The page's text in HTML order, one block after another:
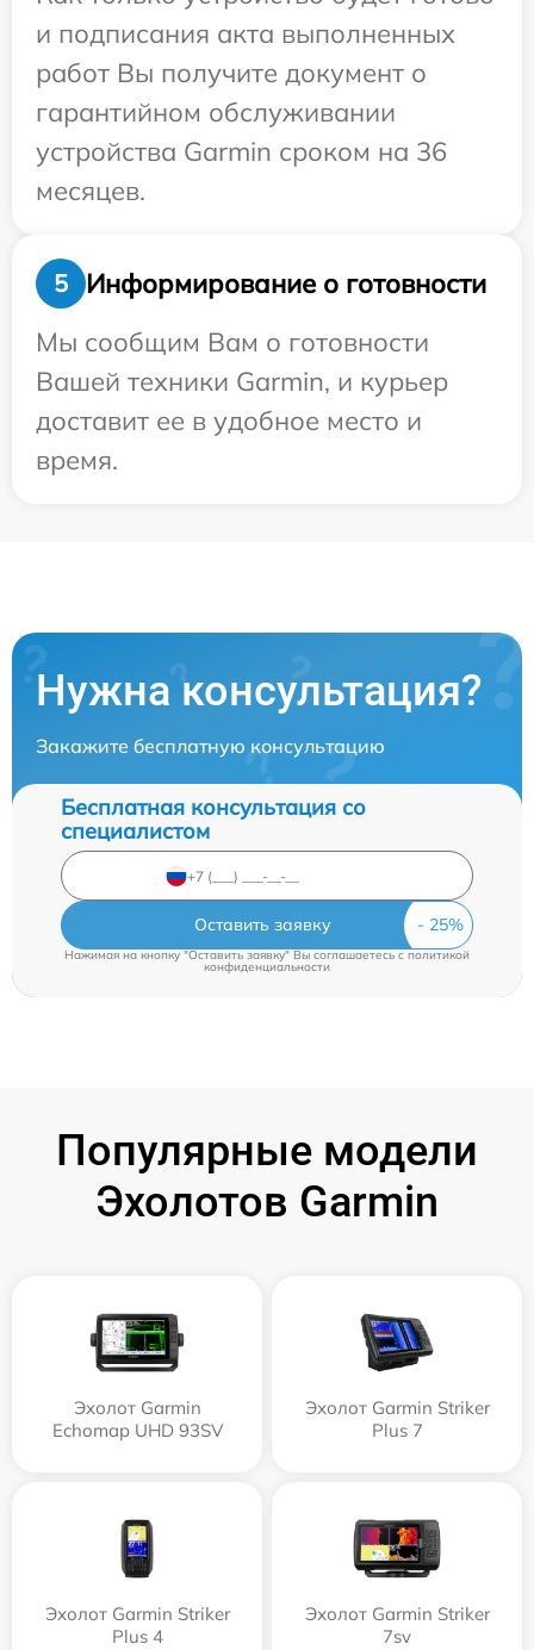
и подписания акта выполненных
работ Вы получите документ о
гарантийном обслуживании
устройства Garmin сроком на 36
месяцев.
5
Информирование о готовности
Мы сообщим Вам о готовности
Вашей техники Garmin, и курьер
доставит ее в удобное место и
время.
Нужна консультация?
Закажите бесплатную консультацию
Бесплатная консультация со
специалистом
Оставить заявку
Нажимая на кнопку "Оставить заявку" Вы соглашаетесь c политикой
конфиденциальности
Популярные модели
Эхолотов Garmin
Эхолот Garmin
Echomap UHD 93SV
Эхолот Garmin Striker
Plus 7
Эхолот Garmin Striker
Plus 4
Эхолот Garmin Striker
7sv